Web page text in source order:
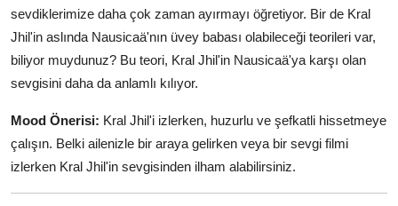
sevdiklerimize daha çok zaman ayırmayı öğretiyor. Bir de Kral
Jhil'in aslında Nausicaä'nın üvey babası olabileceği teorileri var,
biliyor muydunuz? Bu teori, Kral Jhil'in Nausicaä'ya karşı olan
sevgisini daha da anlamlı kılıyor.
Mood Önerisi: Kral Jhil'i izlerken, huzurlu ve şefkatli hissetmeye
çalışın. Belki ailenizle bir araya gelirken veya bir sevgi filmi
izlerken Kral Jhil'in sevgisinden ilham alabilirsiniz.